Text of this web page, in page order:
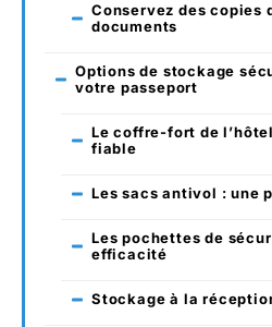
Conservez des copies
documents
Options de stockage
votre passeport
Le coffre-fort de
fiable
Les sacs antivol : une
Les pochettes de
efficacité
Stockage à la